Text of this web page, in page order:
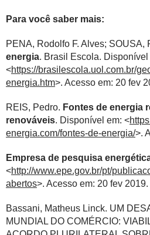
Para você saber mais:
PENA, Rodolfo F. Alves; SOUSA,
energia. Brasil Escola. Disponível
<https://brasilescola.uol.com.br/
energia.htm>. Acesso em: 20 fev
REIS, Pedro. Fontes de energia
renováveis. Disponível em: <
energia.com/fontes-de-energia/>.
Empresa de pesquisa
<http://www.epe.gov.br/pt/
abertos>. Acesso em: 20 fev 2019.
Bassani, Matheus Linck. UM
MUNDIAL DO COMÉRCIO: